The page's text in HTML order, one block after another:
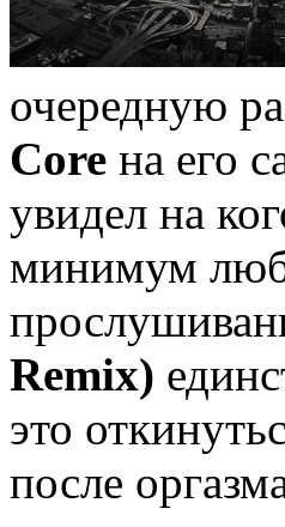
очередную
Core на его
увидел на
минимум
Remix)
это
после